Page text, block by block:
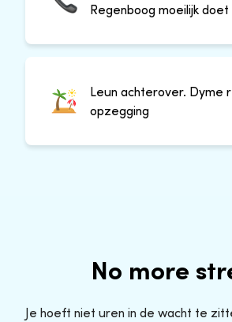
Regenboog moeilijk doet
Leun achterover. Dyme
opzegging
No more
Je hoeft niet uren in de wacht te